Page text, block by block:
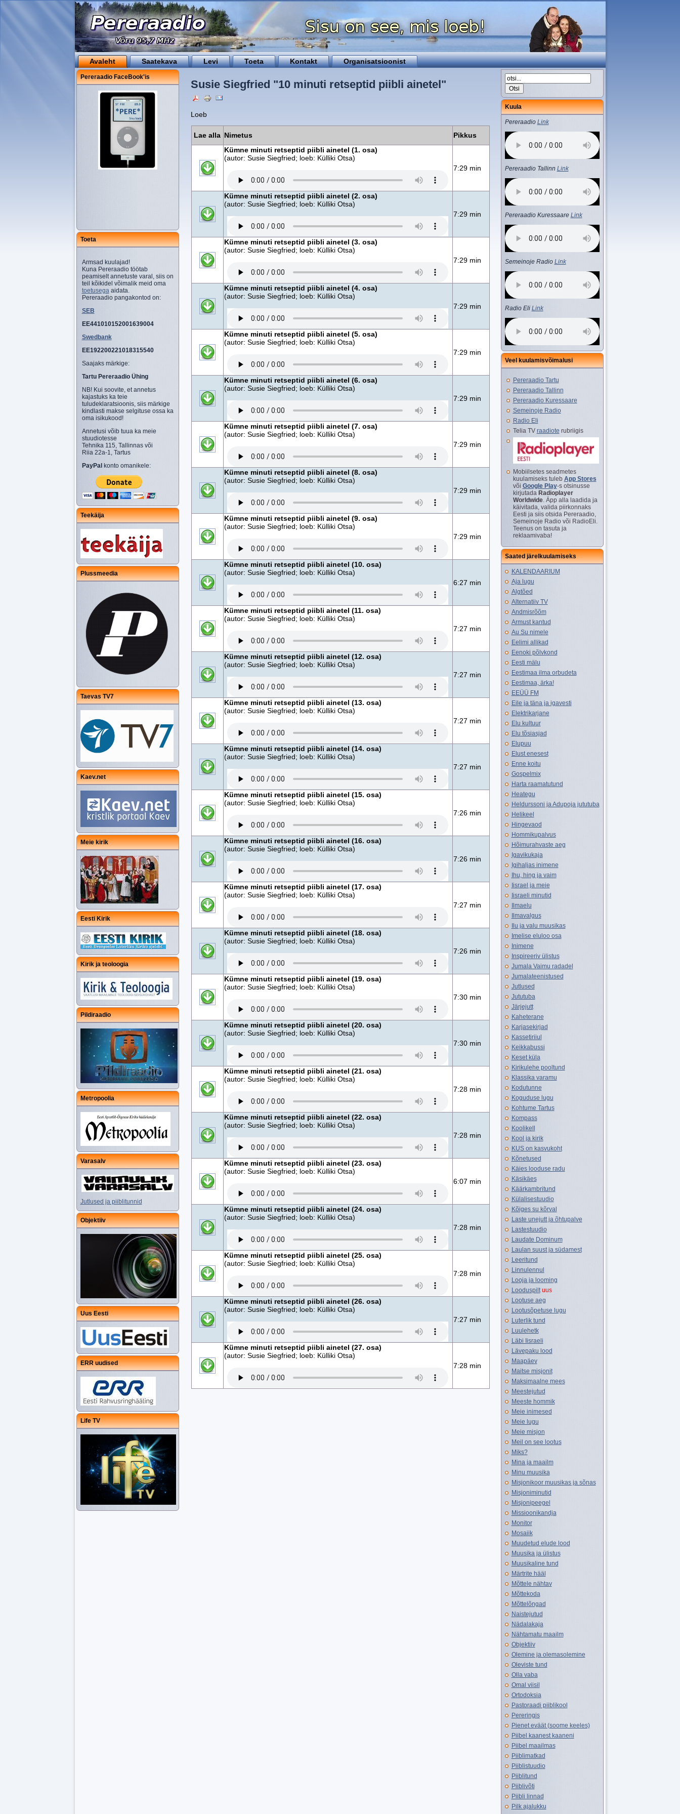
Avaleht Saatekava Levi Toeta Kontakt Organisatsioonist
Pereraadio FaceBook'is
Toeta
Armsad kuulajad!
Kuna Pereraadio töötab
peamiselt annetuste varal, siis on
teil kõikidel võimalik meid oma
toetusegaaidata.
Pereraadio pangakontod on:
SEB
EE441010152001639004
Swedbank
EE192200221018315540
Saajaks märkige:
Tartu Pereraadio Ühing
NB! Kui soovite, et annetus
kajastuks ka teie
tuludeklaratsioonis, siis märkige
kindlasti makse selgituse ossa ka
oma isikukood!
Annetusi võib tuua ka meie
stuudiotesse
Tehnika 115, Tallinnas või
Riia 22a-1, Tartus
PayPal konto omanikele:
Teekäija
Plussmeedia
Taevas TV7
Kaev.net
Meie kirik
Eesti Kirik
Kirik ja teoloogia
Pildiraadio
Metropoolia
Varasalv
Jutlused ja piiblitunnid
Objektiiv
Uus Eesti
ERR uudised
Life TV
Susie Siegfried "10 minuti retseptid piibli ainetel"
Loeb
Lae alla Nimetus
Pikkus
Kümne minuti retseptid piibli ainetel (1. osa)
(autor: Susie Siegfried; loeb: Külliki Otsa)
7:29 min
Kümne minuti retseptid piibli ainetel (2. osa)
(autor: Susie Siegfried; loeb: Külliki Otsa)
7:29 min
Kümne minuti retseptid piibli ainetel (3. osa)
(autor: Susie Siegfried; loeb: Külliki Otsa)
7:29 min
Kümne minuti retseptid piibli ainetel (4. osa)
(autor: Susie Siegfried; loeb: Külliki Otsa)
7:29 min
Kümne minuti retseptid piibli ainetel (5. osa)
(autor: Susie Siegfried; loeb: Külliki Otsa)
7:29 min
Kümne minuti retseptid piibli ainetel (6. osa)
(autor: Susie Siegfried; loeb: Külliki Otsa)
7:29 min
Kümne minuti retseptid piibli ainetel (7. osa)
(autor: Susie Siegfried; loeb: Külliki Otsa)
7:29 min
Kümne minuti retseptid piibli ainetel (8. osa)
(autor: Susie Siegfried; loeb: Külliki Otsa)
7:29 min
Kümne minuti retseptid piibli ainetel (9. osa)
(autor: Susie Siegfried; loeb: Külliki Otsa)
7:29 min
Kümne minuti retseptid piibli ainetel (10. osa)
(autor: Susie Siegfried; loeb: Külliki Otsa)
6:27 min
Kümne minuti retseptid piibli ainetel (11. osa)
(autor: Susie Siegfried; loeb: Külliki Otsa)
7:27 min
Kümne minuti retseptid piibli ainetel (12. osa)
(autor: Susie Siegfried; loeb: Külliki Otsa)
7:27 min
Kümne minuti retseptid piibli ainetel (13. osa)
(autor: Susie Siegfried; loeb: Külliki Otsa)
7:27 min
Kümne minuti retseptid piibli ainetel (14. osa)
(autor: Susie Siegfried; loeb: Külliki Otsa)
7:27 min
Kümne minuti retseptid piibli ainetel (15. osa)
(autor: Susie Siegfried; loeb: Külliki Otsa)
7:26 min
Kümne minuti retseptid piibli ainetel (16. osa)
(autor: Susie Siegfried; loeb: Külliki Otsa)
7:26 min
Kümne minuti retseptid piibli ainetel (17. osa)
(autor: Susie Siegfried; loeb: Külliki Otsa)
7:27 min
Kümne minuti retseptid piibli ainetel (18. osa)
(autor: Susie Siegfried; loeb: Külliki Otsa)
7:26 min
Kümne minuti retseptid piibli ainetel (19. osa)
(autor: Susie Siegfried; loeb: Külliki Otsa)
7:30 min
Kümne minuti retseptid piibli ainetel (20. osa)
(autor: Susie Siegfried; loeb: Külliki Otsa)
7:30 min
Kümne minuti retseptid piibli ainetel (21. osa)
(autor: Susie Siegfried; loeb: Külliki Otsa)
7:28 min
Kümne minuti retseptid piibli ainetel (22. osa)
(autor: Susie Siegfried; loeb: Külliki Otsa)
7:28 min
Kümne minuti retseptid piibli ainetel (23. osa)
(autor: Susie Siegfried; loeb: Külliki Otsa)
6:07 min
Kümne minuti retseptid piibli ainetel (24. osa)
(autor: Susie Siegfried; loeb: Külliki Otsa)
7:28 min
Kümne minuti retseptid piibli ainetel (25. osa)
(autor: Susie Siegfried; loeb: Külliki Otsa)
7:28 min
Kümne minuti retseptid piibli ainetel (26. osa)
(autor: Susie Siegfried; loeb: Külliki Otsa)
7:27 min
Kümne minuti retseptid piibli ainetel (27. osa)
(autor: Susie Siegfried; loeb: Külliki Otsa)
7:28 min
Kuula
Pereraadio Link
Pereraadio Tallinn Link
Pereraadio Kuressaare Link
Semeinoje Radio Link
Radio Eli Link
Veel kuulamisvõimalusi
Pereraadio Tartu
Pereraadio Tallinn
Pereraadio Kuressaare
Semeinoje Radio
Radio Eli
Telia TV raadiote rubriigis
Mobiilsetes seadmetes
kuulamiseks tuleb App Stores
või Google Play-s otsinusse
kirjutada Radioplayer
Worldwide. Äpp alla laadida ja
käivitada, valida piirkonnaks
Eesti ja siis otsida Pereraadio,
Semeinoje Radio või RadioEli.
Teenus on tasuta ja
reklaamivaba!
Saated järelkuulamiseks
KALENDAARIUM
Aja lugu
Algtõed
Alternatiiv TV
Andmisrõõm
Armust kantud
Au Su nimele
Eelimi allikad
Eenoki põlvkond
Eesti mälu
Eestimaa ilma orbudeta
Eestimaa, ärka!
EEÜÜ FM
Eile ja täna ja igavesti
Elektrikarjane
Elu kultuur
Elu tõsiasjad
Elupuu
Elust enesest
Enne koitu
Gospelmix
Harta raamatutund
Heategu
Heldurssoni ja Adupoja jututuba
Helikeel
Hingevaod
Hommikupalvus
Hõimurahvaste aeg
Igavikukaja
Igihaljas inimene
Ihu, hing ja vaim
Iisrael ja meie
Iisraeli minutid
Ilmaelu
Ilmavalgus
Ilu ja valu muusikas
Imelise eluloo osa
Inimene
Inspireeriv ülistus
Jumala Vaimu radadel
Jumalateenistused
Jutlused
Jututuba
Järjejutt
Kaheterane
Karjasekirjad
Kassetiriiul
Keikkabussi
Keset küla
Kirikulehe pooltund
Klassika varamu
Kodutunne
Koguduse lugu
Kohtume Tartus
Kompass
Koolikell
Kool ja kirik
KUS on kasvukoht
Kõnetused
Käies looduse radu
Käsikäes
Käärkambritund
Külalisestuudio
Kõiges su kõrval
Laste unejutt ja õhtupalve
Lastestuudio
Laudate Dominum
Laulan suust ja südamest
Leeritund
Linnulennul
Looja ja looming
Looduspilt uus
Lootuse aeg
Lootusõpetuse lugu
Luterlik tund
Luulehetk
Läbi Iisraeli
Lävepaku lood
Maapäev
Maitse misjonit
Maksimaalne mees
Meestejutud
Meeste hommik
Meie inimesed
Meie lugu
Meie misjon
Meil on see lootus
Miks?
Mina ja maailm
Minu muusika
Misjonikoor muusikas ja sõnas
Misjoniminutid
Misjonipeegel
Missioonikandja
Monitor
Mosaiik
Muudetud elude lood
Muusika ja ülistus
Muusikaline tund
Märtrite hääl
Mõttele nähtav
Mõttekoda
Mõttelõngad
Naistejutud
Nädalakaja
Nähtamatu maailm
Objektiiv
Olemine ja olemasolemine
Oleviste tund
Olla vaba
Omal viisil
Ortodoksia
Pastoraadi piiblikool
Pereringis
Pienet eväät (soome keeles)
Piibel kaanest kaaneni
Piibel maailmas
Piiblimatkad
Piiblistuudio
Piiblitund
Piiblivõti
Piibli linnad
Pilk ajalukku